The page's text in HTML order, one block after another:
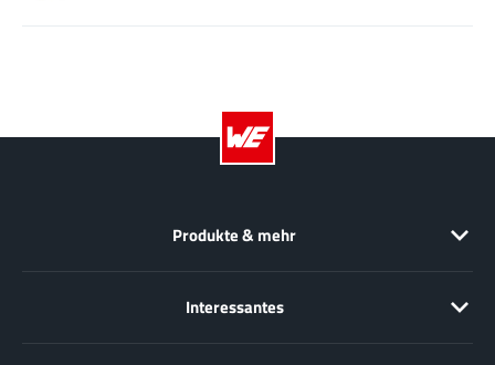
Produkte & mehr
Interessantes